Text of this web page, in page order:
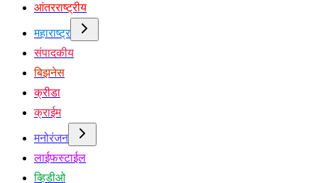
आंतरराष्ट्रीय
महाराष्ट्र
संपादकीय
बिझनेस
क्रीडा
क्राईम
मनोरंजन
लाईफस्टाईल
व्हिडीओ